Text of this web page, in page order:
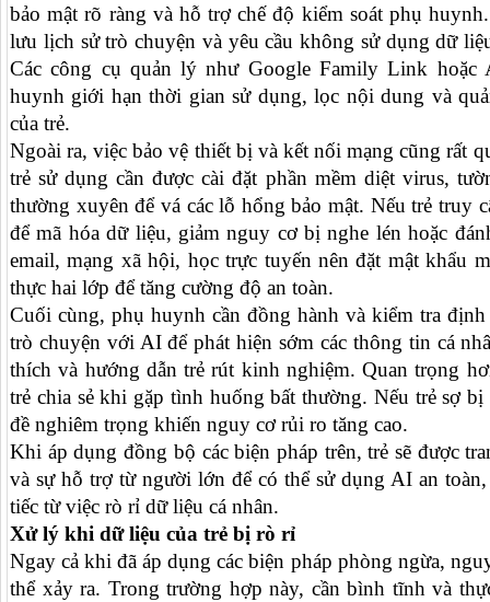
bảo mật rõ ràng và hỗ trợ chế độ kiểm soát phụ
lưu lịch sử trò chuyện và yêu cầu không sử dụng dữ
Các công cụ quản lý như Google Family Link hoặc
huynh giới hạn thời gian sử dụng, lọc nội dung và
của trẻ.
Ngoài ra, việc bảo vệ thiết bị và kết nối mạng cũng rất
trẻ sử dụng cần được cài đặt phần mềm diệt virus,
thường xuyên để vá các lỗ hổng bảo mật. Nếu trẻ truy
để mã hóa dữ liệu, giảm nguy cơ bị nghe lén hoặc
email, mạng xã hội, học trực tuyến nên đặt mật khẩu
thực hai lớp để tăng cường độ an toàn.
Cuối cùng, phụ huynh cần đồng hành và kiểm tra
trò chuyện với AI để phát hiện sớm các thông tin cá
thích và hướng dẫn trẻ rút kinh nghiệm. Quan trọng
trẻ chia sẻ khi gặp tình huống bất thường. Nếu trẻ sợ
đề nghiêm trọng khiến nguy cơ rủi ro tăng cao.
Khi áp dụng đồng bộ các biện pháp trên, trẻ sẽ được
và sự hỗ trợ từ người lớn để có thể sử dụng AI an
tiếc từ việc rò rỉ dữ liệu cá nhân.
Xử lý khi dữ liệu của trẻ bị rò rỉ
Ngay cả khi đã áp dụng các biện pháp phòng ngừa,
thể xảy ra. Trong trường hợp này, cần bình tĩnh và